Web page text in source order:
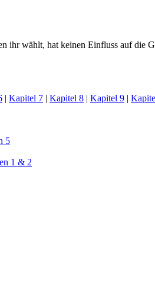
ihr wählt, hat keinen Einfluss auf die
| Kapitel 7 | Kapitel 8 | Kapitel 9 |
5
1 & 2